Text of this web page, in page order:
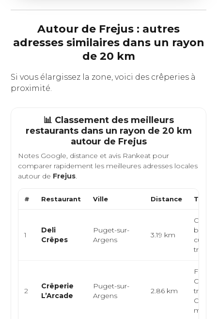
Autour de Frejus : autres
adresses similaires dans un rayon
de 20 km
Si vous élargissez la zone, voici des crêperies à
proximité.
📊 Classement des meilleurs
restaurants dans un rayon de 20 km
autour de Frejus
Notes Google, distance et avis Rankeat pour
comparer rapidement les meilleures adresses locales
autour de Frejus.
# Restaurant Ville Distance Type
1
Deli
Crêpes
Puget-sur-
Argens
3.19 km
cuisine
2
Crêperie
L’Arcade
Puget-sur-
Argens
2.86 km
ma...